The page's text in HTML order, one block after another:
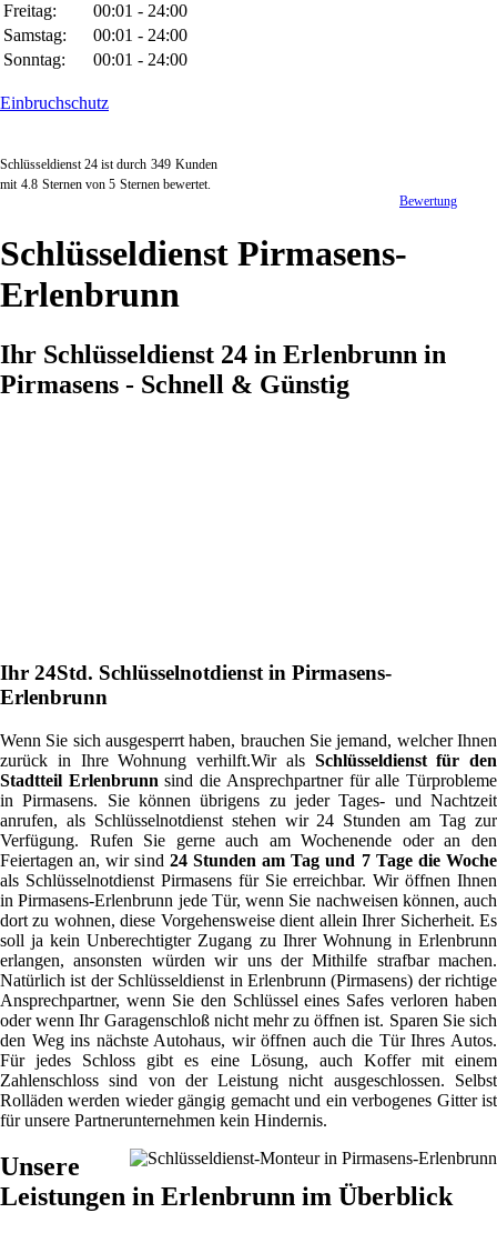
Freitag:
00:01 - 24:00
Samstag:
00:01 - 24:00
Sonntag:
00:01 - 24:00
Einbruchschutz
Schlüsseldienst 24 ist durch 349 Kunden
mit 4.8 Sternen von 5 Sternen bewertet.
Bewertung
Schlüsseldienst Pirmasens-
Erlenbrunn
Ihr Schlüsseldienst 24 in Erlenbrunn in
Pirmasens - Schnell & Günstig
Ihr 24Std. Schlüsselnotdienst in Pirmasens-
Erlenbrunn
Wenn Sie sich ausgesperrt haben, brauchen Sie jemand, welcher Ihnen
zurück in Ihre Wohnung verhilft.Wir als Schlüsseldienst für den
Stadtteil Erlenbrunn sind die Ansprechpartner für alle Türprobleme
in Pirmasens. Sie können übrigens zu jeder Tages- und Nachtzeit
anrufen, als Schlüsselnotdienst stehen wir 24 Stunden am Tag zur
Verfügung. Rufen Sie gerne auch am Wochenende oder an den
Feiertagen an, wir sind 24 Stunden am Tag und 7 Tage die Woche
als Schlüsselnotdienst Pirmasens für Sie erreichbar. Wir öffnen Ihnen
in Pirmasens-Erlenbrunn jede Tür, wenn Sie nachweisen können, auch
dort zu wohnen, diese Vorgehensweise dient allein Ihrer Sicherheit. Es
soll ja kein Unberechtigter Zugang zu Ihrer Wohnung in Erlenbrunn
erlangen, ansonsten würden wir uns der Mithilfe strafbar machen.
Natürlich ist der Schlüsseldienst in Erlenbrunn (Pirmasens) der richtige
Ansprechpartner, wenn Sie den Schlüssel eines Safes verloren haben
oder wenn Ihr Garagenschloß nicht mehr zu öffnen ist. Sparen Sie sich
den Weg ins nächste Autohaus, wir öffnen auch die Tür Ihres Autos.
Für jedes Schloss gibt es eine Lösung, auch Koffer mit einem
Zahlenschloss sind von der Leistung nicht ausgeschlossen. Selbst
Rolläden werden wieder gängig gemacht und ein verbogenes Gitter ist
für unsere Partnerunternehmen kein Hindernis.
Unsere
Leistungen in Erlenbrunn im Überblick